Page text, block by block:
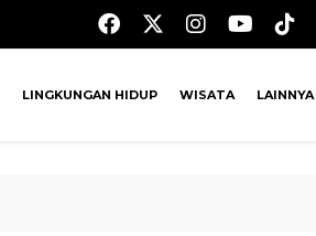
LINGKUNGAN HIDUP WISATA LAINNYA